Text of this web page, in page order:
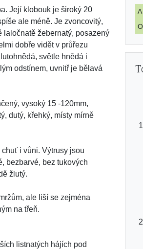
Její klobouk je široký 20
ale méně. Je zvoncovitý,
laločnatě žebernatý, posazený
dobře vidět v průřezu
světle hnědá i
odstínem, uvnitř je bělavá
vysoký 15 -120mm,
dutý, křehký, místy mírně
i vůni. Výtrusy jsou
bezbarvé, bez tukových
žlutý.
ale liší se zejména
na třeň.
listnatých hájích pod
A
O